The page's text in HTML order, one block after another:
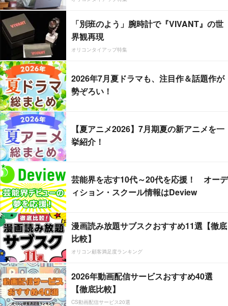
「別班のよう」腕時計で『VIVANT』の世
界観再現
オリコンタイアップ特集
2026年7月夏ドラマも、注目作＆話題作が
勢ぞろい！
【夏アニメ2026】7月期夏の新アニメを一
挙紹介！
芸能界を志す10代～20代を応援！ オーデ
ィション・スクール情報はDeview
漫画読み放題サブスクおすすめ11選【徹底
比較】
オリコン顧客満足度ランキング
2026年動画配信サービスおすすめ40選
【徹底比較】
CS動画配信サービス20選